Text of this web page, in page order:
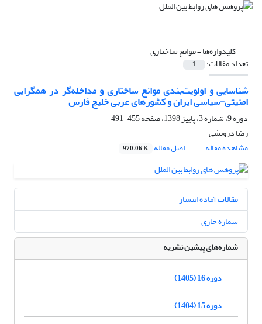
کلیدواژه‌ها =موانع ساختاری
تعداد مقالات: 1
شناسایی و اولویت‌بندی موانع ساختاری و مداخله‌گر در همگرایی
امنیتی-سیاسی ایران و کشورهای عربی خلیج فارس
دوره 9، شماره 3، پاییز 1398، صفحه
455-491
رضا درویشی
مشاهده مقاله
اصل مقاله 970.06 K
مقالات آماده انتشار
شماره جاری
شماره‌های پیشین نشریه
دوره 16 (1405)
دوره 15 (1404)